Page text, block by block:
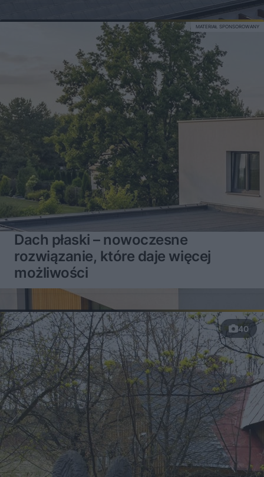
Dach płaski – nowoczesne
rozwiązanie, które daje więcej
możliwości
MATERIAŁ SPONSOROWANY
40